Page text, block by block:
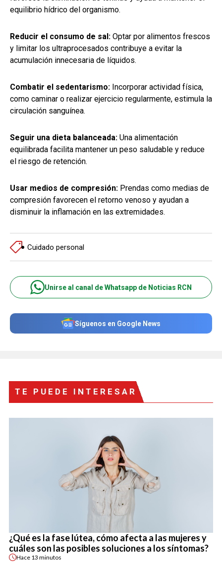
equilibrio hídrico del organismo.
Reducir el consumo de sal: Optar por alimentos frescos
y limitar los ultraprocesados contribuye a evitar la
acumulación innecesaria de líquidos.
Combatir el sedentarismo: Incorporar actividad física,
como caminar o realizar ejercicio regularmente, estimula la
circulación sanguínea.
Seguir una dieta balanceada: Una alimentación
equilibrada facilita mantener un peso saludable y reduce
el riesgo de retención.
Usar medios de compresión: Prendas como medias de
compresión favorecen el retorno venoso y ayudan a
disminuir la inflamación en las extremidades.
Cuidado personal
Unirse al canal de Whatsapp de Noticias RCN
Síguenos en Google News
TE PUEDE INTERESAR
¿Qué es la fase lútea, cómo afecta a las mujeres y
cuáles son las posibles soluciones a los síntomas?
Hace 13 minutos